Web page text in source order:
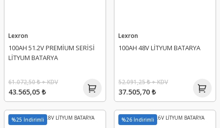
Lexron
100AH 51.2V PREMİUM SERİSİ
LİTYUM BATARYA
43.565,05 ₺
61.072,50 ₺ + KDV
Lexron
100AH 48V LİTYUM BATARYA
37.505,70 ₺
52.091,25 ₺ + KDV
%25 İndirimli %26 İndirimli